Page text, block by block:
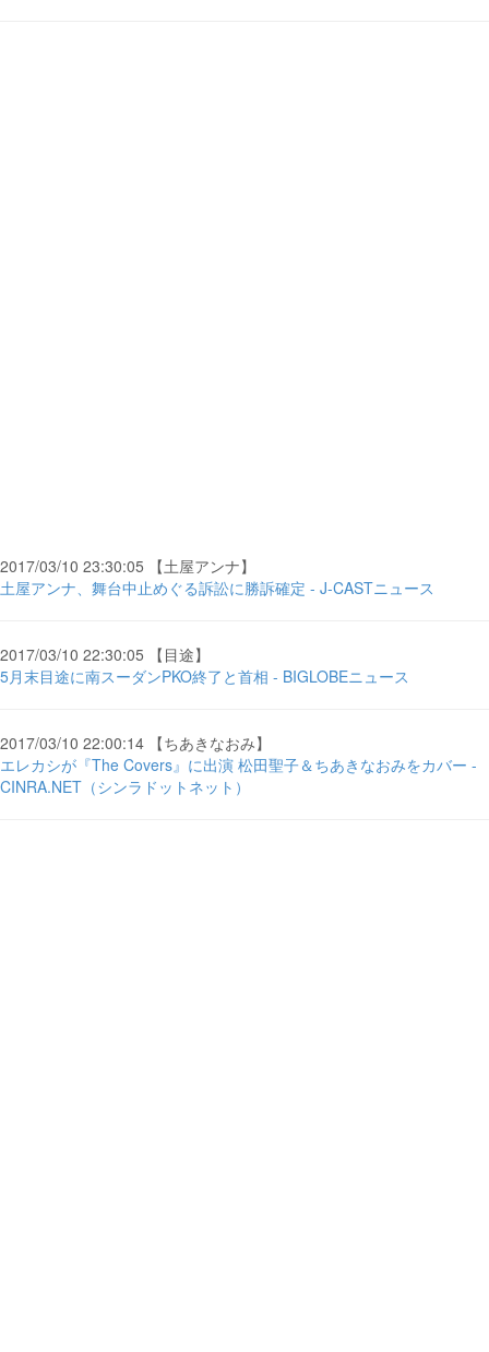
2017/03/10 23:30:05 【土屋アンナ】
土屋アンナ、舞台中止めぐる訴訟に勝訴確定 - J-CASTニュース
2017/03/10 22:30:05 【目途】
5月末目途に南スーダンPKO終了と首相 - BIGLOBEニュース
2017/03/10 22:00:14 【ちあきなおみ】
エレカシが『The Covers』に出演 松田聖子＆ちあきなおみをカバー -
CINRA.NET（シンラドットネット）